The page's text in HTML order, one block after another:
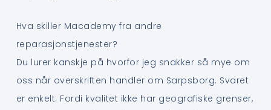
Hva skiller Macademy fra andre
reparasjonstjenester?
Du lurer kanskje på hvorfor jeg snakker så mye om
oss når overskriften handler om Sarpsborg. Svaret
er enkelt: Fordi kvalitet ikke har geografiske grenser,